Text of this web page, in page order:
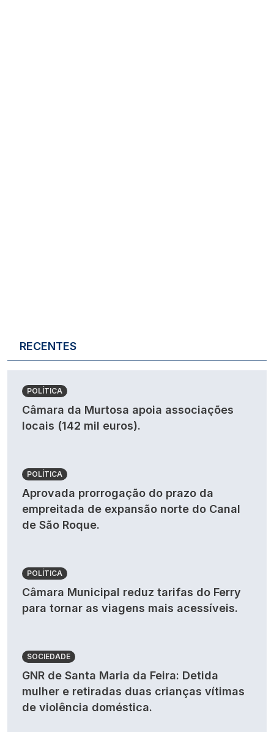
RECENTES
POLÍTICA
Câmara da Murtosa apoia associações
locais (142 mil euros).
POLÍTICA
Aprovada prorrogação do prazo da
empreitada de expansão norte do Canal
de São Roque.
POLÍTICA
Câmara Municipal reduz tarifas do Ferry
para tornar as viagens mais acessíveis.
SOCIEDADE
GNR de Santa Maria da Feira: Detida
mulher e retiradas duas crianças vítimas
de violência doméstica.